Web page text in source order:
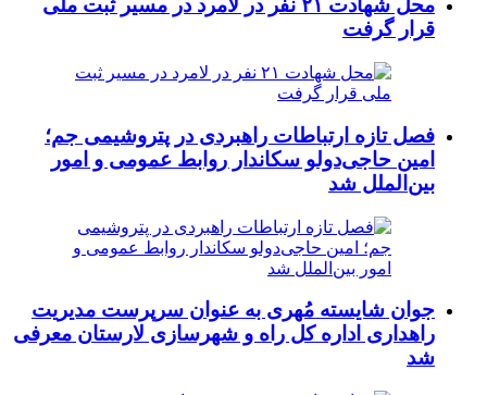
محل شهادت ۲۱ نفر در لامرد در مسیر ثبت ملی
قرار گرفت
فصل تازه ارتباطات راهبردی در پتروشیمی جم؛
امین حاجی‌دولو سکاندار روابط عمومی و امور
بین‌الملل شد
جوان شایسته مُهری به عنوان سرپرست مدیریت
راهداری اداره کل راه و شهرسازی لارستان معرفی
شد